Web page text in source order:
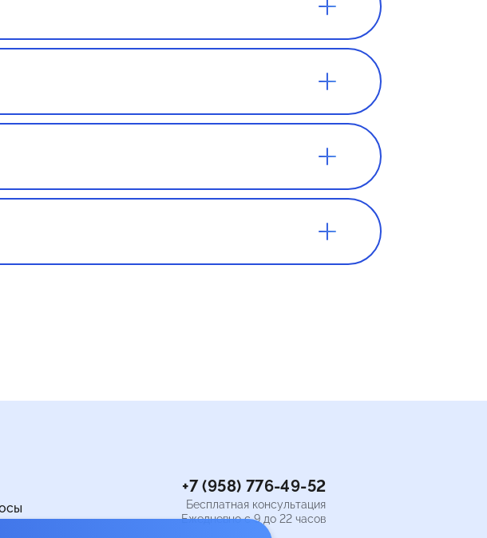
клиентов подключают в
был приобретаться в
стоит обращать внимание на
и бюджет. Если вы
+7 (958) 776-49-52
Бесплатная консультация
Ежедневно с 9 до 22 часов